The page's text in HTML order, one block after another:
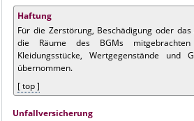
Haftung
Für die Zerstörung, Beschädigung oder
die Räume des BGMs mitgebrachten
Kleidungsstücke, Wertgegenstände und
übernommen.
[ top ]
Unfallversicherung